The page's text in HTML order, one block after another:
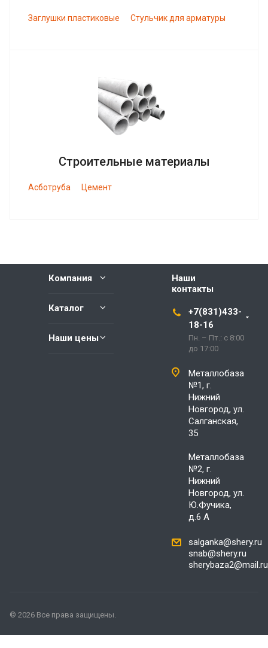
Заглушки пластиковые Стульчик для арматуры
Строительные материалы
Асботруба Цемент
Компания
Каталог
Наши цены
Наши
контакты
+7(831)433-
18-16
Пн. – Пт.: с 8:00
до 17:00
Металлобаза
№1, г.
Нижний
Новгород, ул.
Салганская,
35
Металлобаза
№2, г.
Нижний
Новгород, ул.
Ю.Фучика,
д.6 А
salganka@shery.ru
snab@shery.ru
sherybaza2@mail.ru
© 2026 Все права защищены.